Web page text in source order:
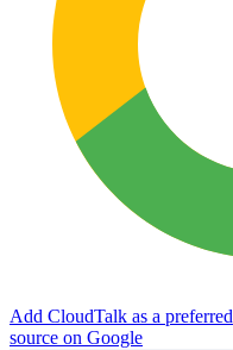
Add CloudTalk as a preferred
source on Google